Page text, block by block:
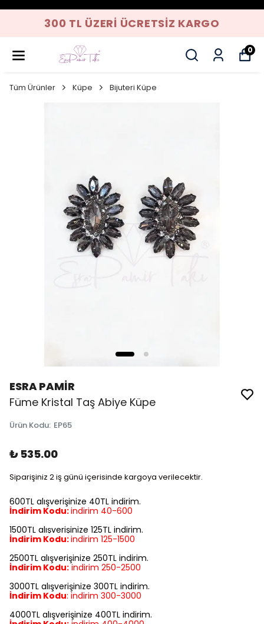
300 TL ÜZERI ÜCRETSIZ KARGO
0
Tüm Ürünler Küpe Bijuteri Küpe
ESRA PAMİR
Füme Kristal Taş Abiye Küpe
Ürün Kodu: EP65
₺ 535.00
Siparişiniz 2 iş günü içerisinde kargoya verilecektir.
600TL alışverişinize 40TL indirim.
İndirim Kodu:indirim 40-600
1500TL alışverişinize 125TL indirim.
İndirim Kodu:indirim 125-1500
2500TL alışverişinize 250TL indirim.
İndirim Kodu: indirim 250-2500
3000TL alışverişinize 300TL indirim.
İndirim Kodu: indirim 300-3000
4000TL alışverişinize 400TL indirim.